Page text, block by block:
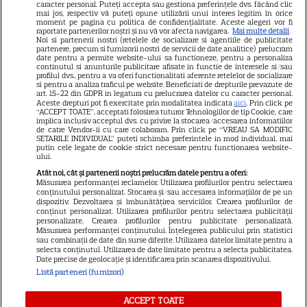
Știri mondene
Avantaje
Elle
Unica
Retete practice
URMĂREȘTE-NE PE
Copyright2026Ringier Romania – Toate Drepturile rezervate
Jocurile de noroc sunt interzise minorilor.
caracter personal. Puteți accepta sau gestiona preferințele dvs. făcând clic
mai jos, respectiv vă puteți opune utilizării unui interes legitim în orice
moment pe pagina cu politica de confidențialitate. Aceste alegeri vor fi
raportate partenerilor noștri și nu vă vor afecta navigarea. Mai multe detalii
Noi si partenerii nostri (retelele de socializare si agentiile de publicitate
partenere, precum si furnizorii nostri de servicii de date analitice) prelucram
date pentru a permite website-ului sa functioneze, pentru a personaliza
continutul si anunturile publicitare afisate in functie de interesele si/sau
profilul dvs., pentru a va oferi functionalitati aferente retelelor de socializare
si pentru a analiza traficul pe website. Beneficiati de drepturile prevazute de
art. 15-22 din GDPR in legatura cu prelucrarea datelor cu caracter personal.
Aceste drepturi pot fi exercitate prin modalitatea indicataaici. Prin click pe
“ACCEPT TOATE”, acceptati folosirea tuturor Tehnologiilor de tip Cookie, care
implica inclusiv acceptul dvs. cu privire la stocarea/accesarea informatiilor
de catre Vendor-ii cu care colaboram. Prin click pe “VREAU SA MODIFIC
SETARILE INDIVIDUAL” puteti schimba preferintele in mod individual, mai
putin cele legate de cookie strict necesare pentru functionarea website-
ului.
Atât noi, cât și partenerii noștri prelucrăm datele pentru a oferi:
Măsurarea performanței reclamelor. Utilizarea profilurilor pentru selectarea
conținutului personalizat. Stocarea și/sau accesarea informațiilor de pe un
dispozitiv. Dezvoltarea și îmbunătățirea serviciilor. Crearea profilurilor de
conținut personalizat. Utilizarea profilurilor pentru selectarea publicității
personalizate. Crearea profilurilor pentru publicitate personalizată.
Măsurarea performanței conținutului. Înțelegerea publicului prin statistici
sau combinații de date din surse diferite. Utilizarea datelor limitate pentru a
selecta conținutul. Utilizarea de date limitate pentru a selecta publicitatea.
Date precise de geolocație și identificarea prin scanarea dispozitivului.
Listă parteneri (furnizori)
ACCEPT TOATE